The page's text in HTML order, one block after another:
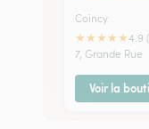
Coincy
★★★★★4.9
7, Grande Rue
Voir la